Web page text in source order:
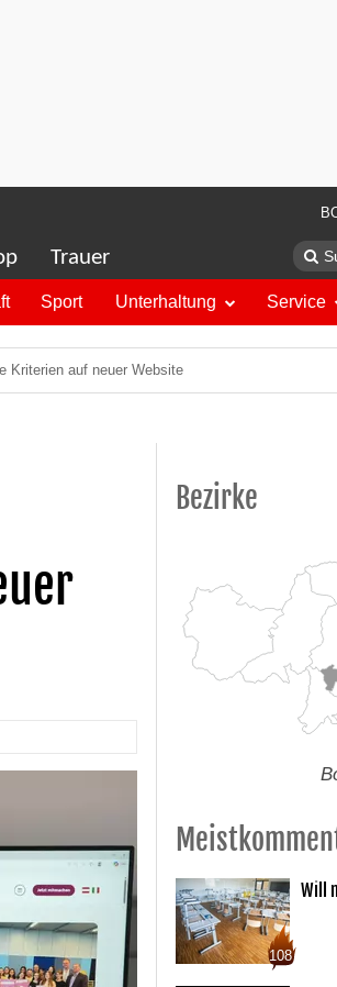
Trauer
Sport Unterhaltung Service
Kriterien auf neuer Website
Bezirke
108
Will